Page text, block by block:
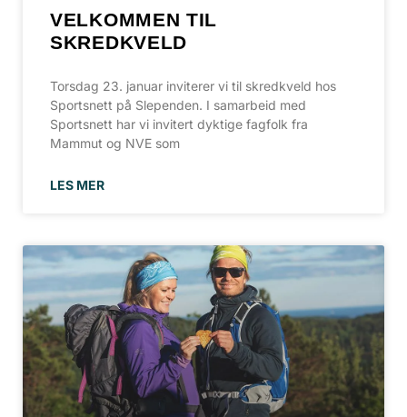
VELKOMMEN TIL
SKREDKVELD
Torsdag 23. januar inviterer vi til skredkveld hos
Sportsnett på Slependen. I samarbeid med
Sportsnett har vi invitert dyktige fagfolk fra
Mammut og NVE som
LES MER